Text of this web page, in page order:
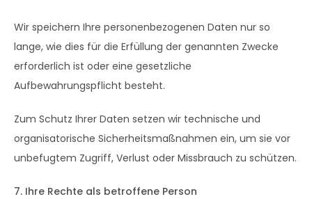
Wir speichern Ihre personenbezogenen Daten nur so
lange, wie dies für die Erfüllung der genannten Zwecke
erforderlich ist oder eine gesetzliche
Aufbewahrungspflicht besteht.
Zum Schutz Ihrer Daten setzen wir technische und
organisatorische Sicherheitsmaßnahmen ein, um sie vor
unbefugtem Zugriff, Verlust oder Missbrauch zu schützen.
7. Ihre Rechte als betroffene Person